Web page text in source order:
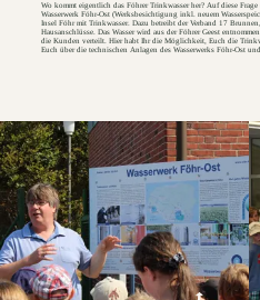
Wo kommt eigentlich das Föhrer Trinkwasser her? Auf diese
Wasserwerk Föhr-Ost (Werksbesichtigung inkl. neuem
Insel Föhr mit Trinkwasser. Dazu betreibt der Verband 17
Hausanschlüsse. Das Wasser wird aus der Föhrer Geest
die Kunden verteilt. Hier habt Ihr die Möglichkeit, Euch die
Euch über die technischen Anlagen des Wasserwerks Föhr-Ost